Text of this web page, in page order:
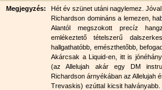
Megjegyzés:
Hét év szünet utáni nagylemez.
Richardson domináns a lemezen,
Alantól megszokott precíz
emlékeztető tételszerű
hallgathatóbb, emészthetőbb,
Akárcsak a Liquid-en, itt is
(az Allelujah akár egy DM
Richardson árnyékában az Allelujah
Trevaskis) ezúttal kicsit